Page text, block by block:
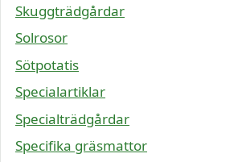
Skuggträdgårdar
Solrosor
Sötpotatis
Specialartiklar
Specialträdgårdar
Specifika gräsmattor